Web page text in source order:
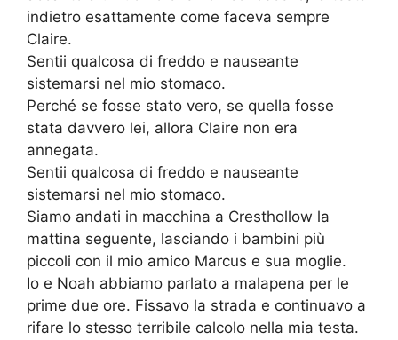
indietro esattamente come faceva sempre
Claire.
Sentii qualcosa di freddo e nauseante
sistemarsi nel mio stomaco.
Perché se fosse stato vero, se quella fosse
stata davvero lei, allora Claire non era
annegata.
Sentii qualcosa di freddo e nauseante
sistemarsi nel mio stomaco.
Siamo andati in macchina a Cresthollow la
mattina seguente, lasciando i bambini più
piccoli con il mio amico Marcus e sua moglie.
Io e Noah abbiamo parlato a malapena per le
prime due ore. Fissavo la strada e continuavo a
rifare lo stesso terribile calcolo nella mia testa.